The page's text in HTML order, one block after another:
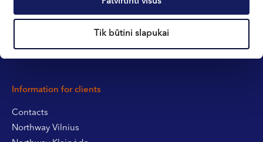
Tik būtini slapukai
Information for clients
Contacts
Northway Vilnius